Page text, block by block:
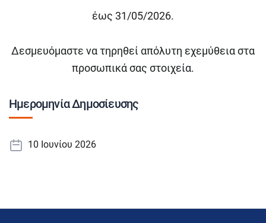
έως 31/05/2026.
Δεσμευόμαστε να τηρηθεί απόλυτη εχεμύθεια στα
προσωπικά σας στοιχεία.
Ημερομηνία Δημοσίευσης
10 Ιουνίου 2026